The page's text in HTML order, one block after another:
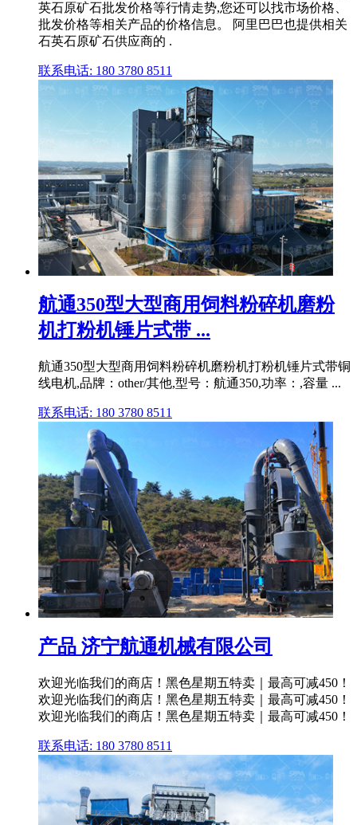
英石原矿石批发价格等行情走势,您还可以找市场价格、
批发价格等相关产品的价格信息。 阿里巴巴也提供相关
石英石原矿石供应商的 .
联系电话: 180 3780 8511
航通350型大型商用饲料粉碎机磨粉
机打粉机锤片式带 ...
航通350型大型商用饲料粉碎机磨粉机打粉机锤片式带铜
线电机,品牌：other/其他,型号：航通350,功率：,容量 ...
联系电话: 180 3780 8511
产品 济宁航通机械有限公司
欢迎光临我们的商店！黑色星期五特卖｜最高可减450！
欢迎光临我们的商店！黑色星期五特卖｜最高可减450！
欢迎光临我们的商店！黑色星期五特卖｜最高可减450！
联系电话: 180 3780 8511